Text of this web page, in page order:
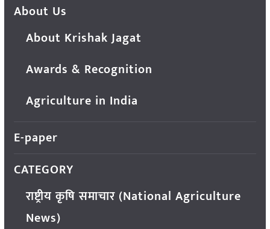
About Us
About Krishak Jagat
Awards & Recognition
Agriculture in India
E-paper
CATEGORY
राष्ट्रीय कृषि समाचार (National Agriculture
News)